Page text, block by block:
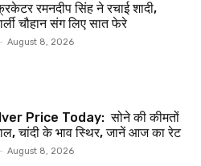
रमनदीप सिंह ने रचाई शादी,
चौहान संग लिए सात फेरे
- August 8, 2026
Price Today: सोने की कीमतों
चांदी के भाव स्थिर, जानें आज का रेट
- August 8, 2026